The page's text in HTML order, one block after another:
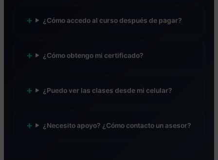
¿Cómo accedo al curso después de pagar?
¿Cómo obtengo mi certificado?
¿Puedo ver las clases desde mi celular?
¿Necesito apoyo? ¿Cómo contacto un asesor?